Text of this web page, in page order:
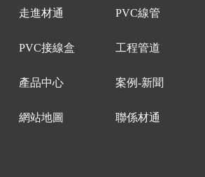
走進材通 PVC線管
PVC接線盒 工程管道
產品中心 案例-新聞
網站地圖 聯係材通